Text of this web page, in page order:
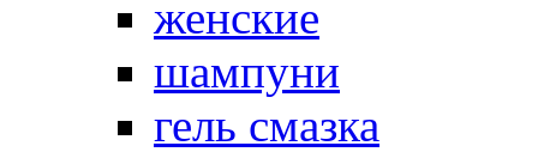
женские
шампуни
гель смазка